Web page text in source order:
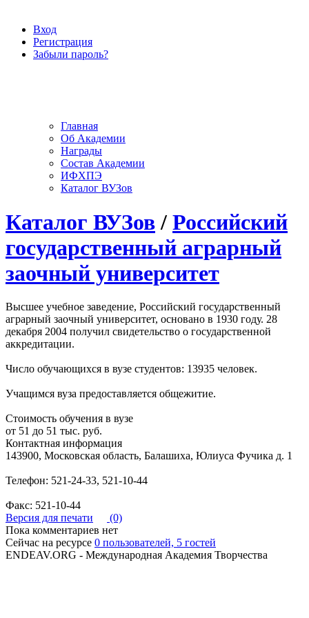
Вход
Регистрация
Забыли пароль?
Главная
Об Академии
Награды
Состав Академии
ИФХПЭ
Каталог ВУЗов
Каталог ВУЗов / Российский
государственный аграрный
заочный университет
Высшее учебное заведение, Российский государственный
аграрный заочный университет, основано в 1930 году. 28
декабря 2004 получил свидетельство о государственной
аккредитации.
Число обучающихся в вузе студентов: 13935 человек.
Учащимся вуза предоставляется общежитие.
Стоимость обучения в вузе
от 51 до 51 тыс. руб.
Контактная информация
143900, Московская область, Балашиха, Юлиуса Фучика д. 1
Телефон: 521-24-33, 521-10-44
Факс: 521-10-44
Версия для печати
(0)
Пока комментариев нет
Сейчас на ресурсе 0 пользователей, 5 гостей
ENDEAV.ORG - Международная Академия Творчества